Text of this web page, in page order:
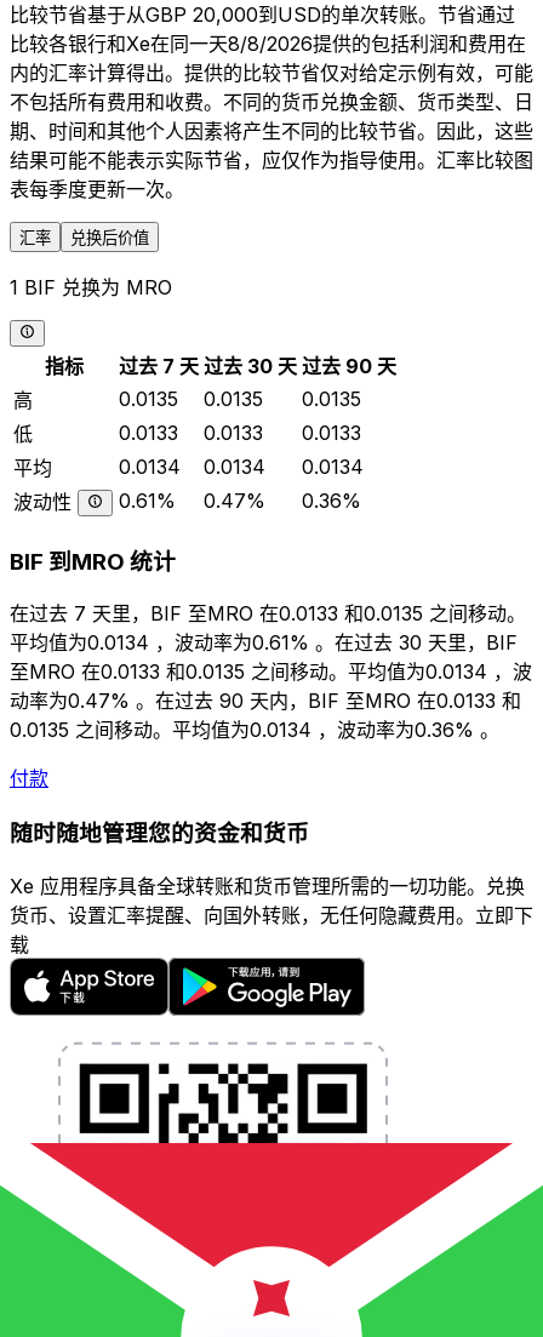
比较节省基于从GBP 20,000到USD的单次转账。节省通过
比较各银行和Xe在同一天8/8/2026提供的包括利润和费用在
内的汇率计算得出。提供的比较节省仅对给定示例有效，可能
不包括所有费用和收费。不同的货币兑换金额、货币类型、日
期、时间和其他个人因素将产生不同的比较节省。因此，这些
结果可能不能表示实际节省，应仅作为指导使用。汇率比较图
表每季度更新一次。
汇率 兑换后价值
1 BIF 兑换为 MRO
指标 过去 7 天 过去 30 天 过去 90 天
高
0.0135 0.0135
0.0135
低
0.0133 0.0133
0.0133
平均
0.0134 0.0134
0.0134
波动性
0.61% 0.47% 0.36%
BIF 到MRO 统计
在过去 7 天里，BIF 至MRO 在0.0133 和0.0135 之间移动。
平均值为0.0134 ，波动率为0.61% 。在过去 30 天里，BIF
至MRO 在0.0133 和0.0135 之间移动。平均值为0.0134 ，波
动率为0.47% 。在过去 90 天内，BIF 至MRO 在0.0133 和
0.0135 之间移动。平均值为0.0134 ，波动率为0.36% 。
付款
随时随地管理您的资金和货币
Xe 应用程序具备全球转账和货币管理所需的一切功能。兑换
货币、设置汇率提醒、向国外转账，无任何隐藏费用。立即下
载